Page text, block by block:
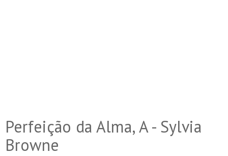
Perfeição da Alma, A - Sylvia
Browne